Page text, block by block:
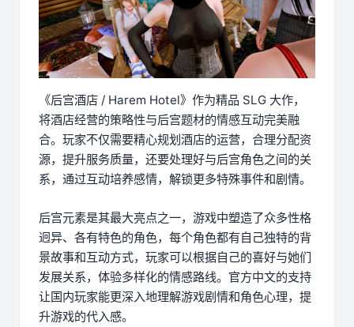
《后宫酒店 / Harem Hotel》作为精品 SLG 大作，
将酒店经营的策略性与后宫题材的情感互动完美融
合。玩家不仅需要精心规划酒店的运营，合理分配资
源，提升服务质量，还要处理好与后宫角色之间的关
系，通过互动培养感情，解锁更多特殊事件和剧情。
后宫元素是其最大亮点之一，游戏中塑造了众多性格
迥异、各有特色的角色，每个角色都有自己独特的背
景故事和互动方式，玩家可以根据自己的喜好与她们
发展关系，体验多样化的情感路线。官方中文的支持
让国内玩家能更深入地理解游戏剧情和角色心理，提
升游戏的代入感。